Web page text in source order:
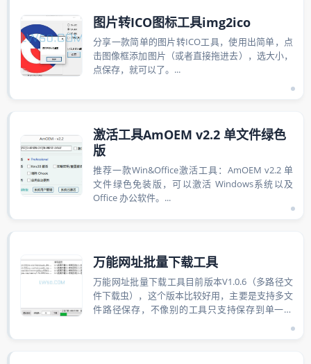
图片转ICO图标工具img2ico
分享一款简单的图片转ICO工具，使用出简单，点
击图像框添加图片（或者直接拖进去），选大小，
点保存，就可以了。...
激活工具AmOEM v2.2 单文件绿色
版
推荐一款Win&Office激活工具：AmOEM v2.2 单
文件绿色免装版，可以激活 Windows系统以及
Office 办公软件。...
万能网址批量下载工具
万能网址批量下载工具目前版本V1.0.6（多路径文
件下载虫），这个版本比较好用，主要是支持多文
件路径保存，不像别的工具只支持保存到单一目